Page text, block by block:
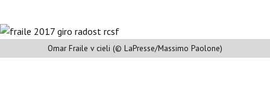
Omar Fraile v cieli (© LaPresse/Massimo Paolone)